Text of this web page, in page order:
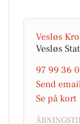
Vesløs Kro
Vesløs
97 99 36
Send
Se på kort